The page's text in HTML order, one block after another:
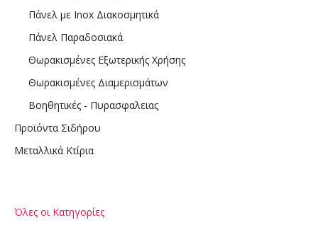
Πάνελ με Inox Διακοσμητικά
Πάνελ Παραδοσιακά
Θωρακισμένες Εξωτερικής Χρήσης
Θωρακισμένες Διαμερισμάτων
Βοηθητικές - Πυρασφαλειας
Προϊόντα Σιδήρου
Μεταλλικά Κτίρια
Όλες οι Κατηγορίες